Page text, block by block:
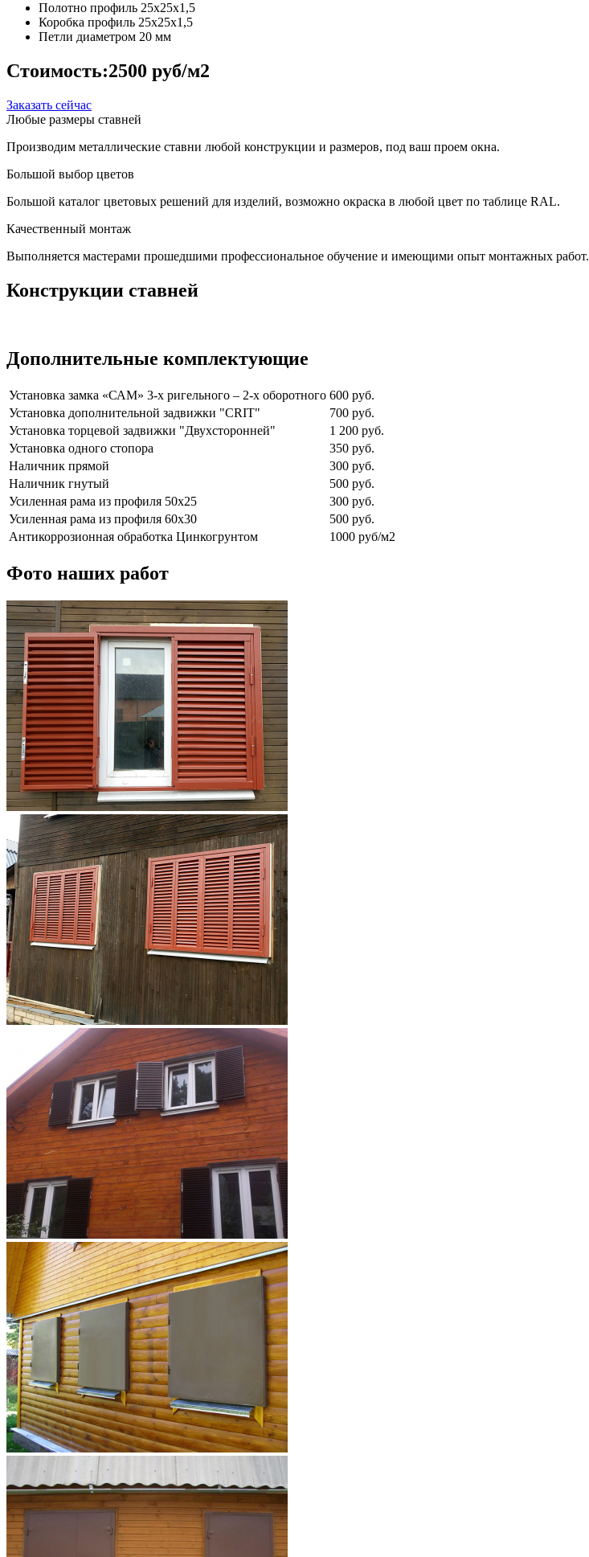
Полотно профиль 25х25х1,5
Коробка профиль 25х25х1,5
Петли диаметром 20 мм
Стоимость:2500 руб/м2
Заказать сейчас
Любые размеры ставней
Производим металлические ставни любой конструкции и размеров, под ваш проем окна.
Большой выбор цветов
Большой каталог цветовых решений для изделий, возможно окраска в любой цвет по таблице RAL.
Качественный монтаж
Выполняется мастерами прошедшими профессиональное обучение и имеющими опыт монтажных работ.
Конструкции ставней
Дополнительные комплектующие
Установка замка «САМ» 3-х ригельного – 2-х оборотного 600 руб.
Установка дополнительной задвижки "CRIT"
700 руб.
Установка торцевой задвижки "Двухсторонней"
1 200 руб.
Установка одного стопора
350 руб.
Наличник прямой
300 руб.
Наличник гнутый
500 руб.
Усиленная рама из профиля 50х25
300 руб.
Усиленная рама из профиля 60х30
500 руб.
Антикоррозионная обработка Цинкогрунтом
1000 руб/м2
Фото наших работ